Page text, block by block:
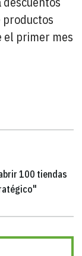
productos
primer mes
100 tiendas